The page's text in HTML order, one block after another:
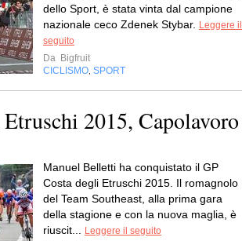
dello Sport, è stata vinta dal campione
nazionale ceco Zdenek Stybar.
Leggere il
seguito
Da Bigfruit
CICLISMO SPORT
2015, Capolavoro
Manuel Belletti ha conquistato il GP
Costa degli Etruschi 2015. Il romagnolo
del Team Southeast, alla prima gara
della stagione e con la nuova maglia, è
riuscit...
Leggere il seguito